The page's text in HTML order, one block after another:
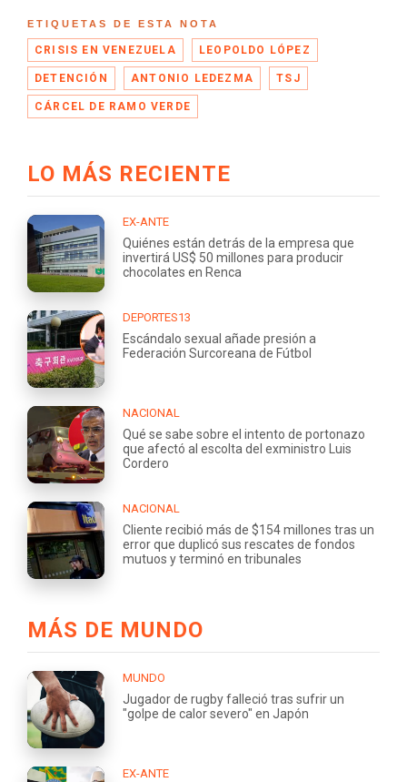
ETIQUETAS DE ESTA NOTA
CRISIS EN VENEZUELA LEOPOLDO LÓPEZ
DETENCIÓN ANTONIO LEDEZMA TSJ
CÁRCEL DE RAMO VERDE
LO MÁS RECIENTE
EX-ANTE
Quiénes están detrás de la empresa que
invertirá US$ 50 millones para producir
chocolates en Renca
DEPORTES13
Escándalo sexual añade presión a
Federación Surcoreana de Fútbol
NACIONAL
Qué se sabe sobre el intento de portonazo
que afectó al escolta del exministro Luis
Cordero
NACIONAL
Cliente recibió más de $154 millones tras un
error que duplicó sus rescates de fondos
mutuos y terminó en tribunales
MÁS DE MUNDO
MUNDO
Jugador de rugby falleció tras sufrir un
"golpe de calor severo" en Japón
EX-ANTE